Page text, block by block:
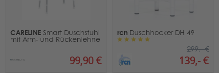
CARELINE Smart Duschstuhl
mit Arm- und Rückenlehne
99,90 €
rcn Duschhocker DH 49
139,- €
299,- €